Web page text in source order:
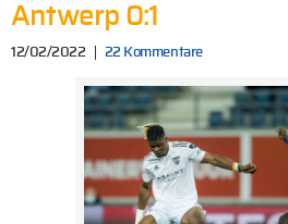
Antwerp 0:1
12/02/2022 22 Kommentare